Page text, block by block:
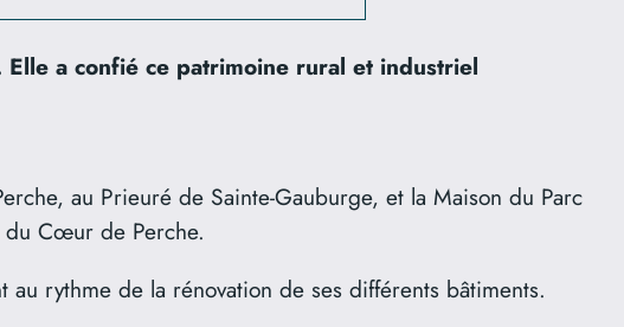
Elle a confié ce patrimoine rural et industriel
au Prieuré de Sainte-Gauburge, et la Maison du Parc
du Cœur de Perche.
au rythme de la rénovation de ses différents bâtiments.